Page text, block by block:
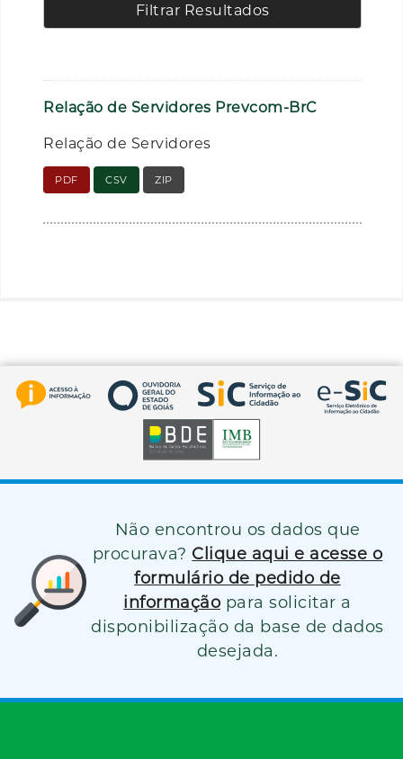
Filtrar Resultados
Relação de Servidores Prevcom-BrC
Relação de Servidores
PDF CSV ZIP
Não encontrou os dados que
procurava? Clique aqui e acesse o
formulário de pedido de
informação para solicitar a
disponibilização da base de dados
desejada.